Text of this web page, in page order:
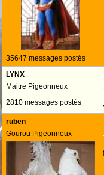
35647 messages postés
LYNX
Maitre Pigeonneux
2810 messages postés
ruben
Gourou Pigeonneux